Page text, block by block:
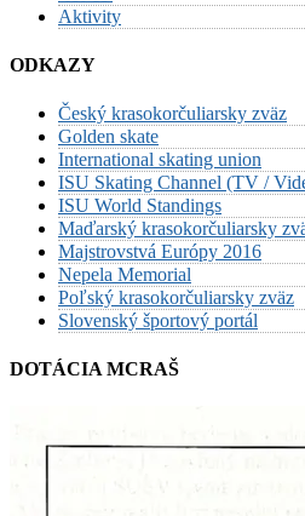
Aktivity
ODKAZY
Český krasokorčuliarsky zväz
Golden skate
International skating union
ISU Skating Channel (TV /
ISU World Standings
Maďarský krasokorčuliarsky
Majstrovstvá Európy 2016
Nepela Memorial
Poľský krasokorčuliarsky zväz
Slovenský športový portál
DOTÁCIA MCRAŠ